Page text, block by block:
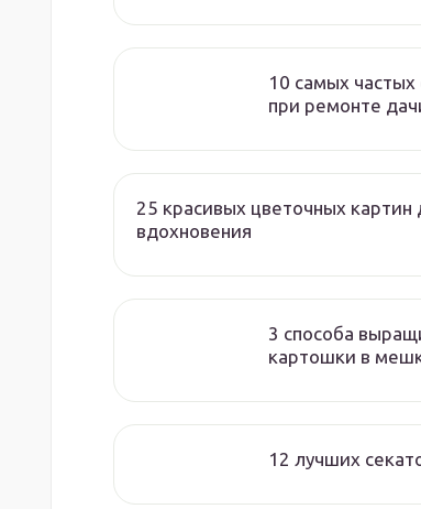
10 самых
при ремонте
25 красивых цветочных картин
вдохновения
3 способа
картошки в
12 лучших